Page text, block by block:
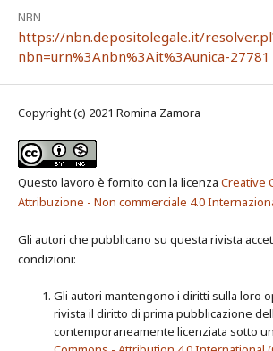
NBN
https://nbn.depositolegale.it/
nbn=urn%3Anbn%3Ait%3Aunica-27781
Copyright (c) 2021 Romina Zamora
Questo lavoro è fornito con la licenza Creative
Attribuzione - Non commerciale 4.0
Gli autori che pubblicano su questa rivista
condizioni:
Gli autori mantengono i diritti sulla loro
rivista il diritto di prima pubblicazione
contemporaneamente licenziata sotto